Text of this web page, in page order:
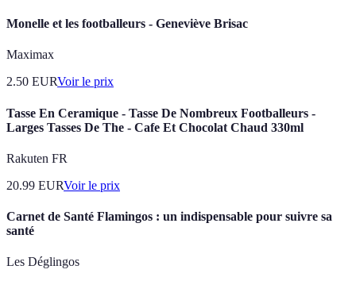
Monelle et les footballeurs - Geneviève Brisac
Maximax
2.50 EURVoir le prix
Tasse En Ceramique - Tasse De Nombreux Footballeurs -
Larges Tasses De The - Cafe Et Chocolat Chaud 330ml
Rakuten FR
20.99 EURVoir le prix
Carnet de Santé Flamingos : un indispensable pour suivre sa
santé
Les Déglingos